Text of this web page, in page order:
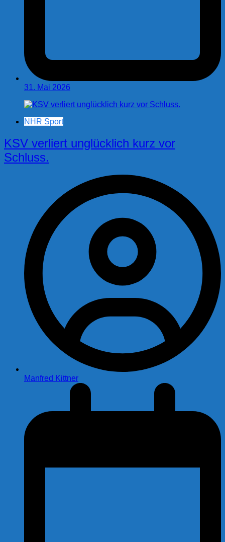
31. Mai 2026
NHR Sport
KSV verliert unglücklich kurz vor
Schluss.
Manfred Kittner